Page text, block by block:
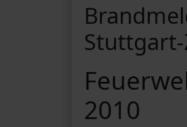
2010